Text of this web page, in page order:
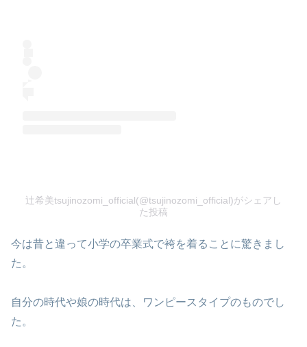
辻希美tsujinozomi_official(@tsujinozomi_official)がシェアし
た投稿
今は昔と違って小学の卒業式で袴を着ることに驚きまし
た。
自分の時代や娘の時代は、ワンピースタイプのものでし
た。